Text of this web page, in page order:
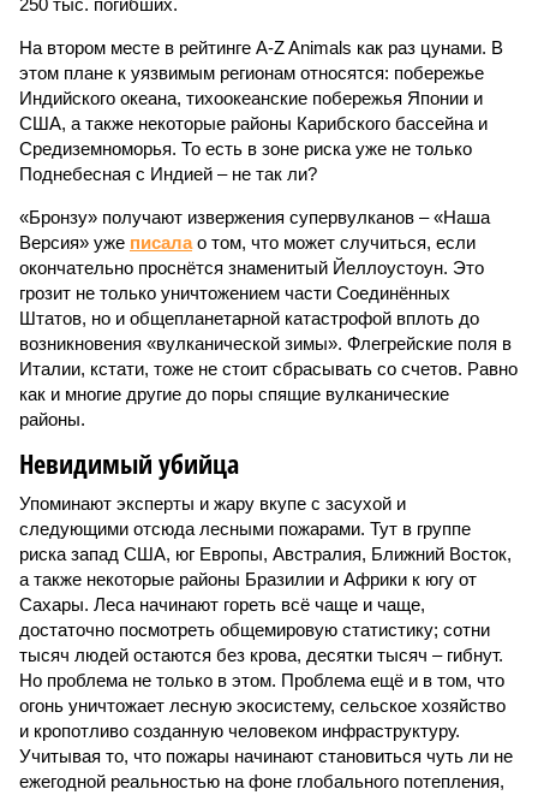
250 тыс. погибших.
На втором месте в рейтинге A-Z Animals как раз цунами. В
этом плане к уязвимым регионам относятся: побережье
Индийского океана, тихо­океанские побережья Японии и
США, а также некоторые районы Карибского бассейна и
Средиземноморья. То есть в зоне риска уже не только
Поднебесная с Индией – не так ли?
«Бронзу» получают извержения супервулканов – «Наша
Версия» уже писалао том, что может случиться, если
окончательно проснётся знаменитый Йеллоустоун. Это
грозит не только уничтожением части Соединённых
Штатов, но и общепланетарной катастрофой вплоть до
возникновения «вулканической зимы». Флегрейские поля в
Италии, кстати, тоже не стоит сбрасывать со счетов. Равно
как и многие другие до поры спящие вулканические
районы.
Невидимый убийца
Упоминают эксперты и жару вкупе с засухой и
следующими отсюда лесными пожарами. Тут в группе
риска запад США, юг Европы, Австралия, Ближний Восток,
а также некоторые районы Бразилии и Африки к югу от
Сахары. Леса начинают гореть всё чаще и чаще,
достаточно посмотреть общемировую статистику; сотни
тысяч людей остаются без крова, десятки тысяч – гибнут.
Но проблема не только в этом. Проблема ещё и в том, что
огонь уничтожает лесную экосистему, сельское хозяйство
и кропотливо созданную человеком инфраструктуру.
Учитывая то, что пожары начинают становиться чуть ли не
ежегодной реальностью на фоне глобального потепления,